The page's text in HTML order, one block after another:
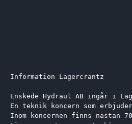
Information Lagercrantz
Enskede Hydraul AB ingår i
En teknik koncern som
Inom koncernen finns nästan